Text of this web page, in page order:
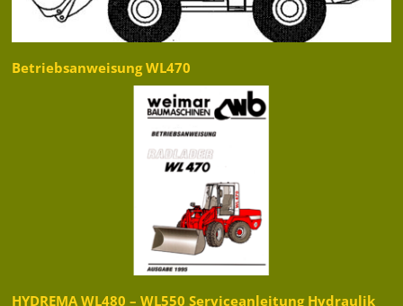
Betriebsanweisung WL470
HYDREMA WL480 – WL550 Serviceanleitung Hydraulik